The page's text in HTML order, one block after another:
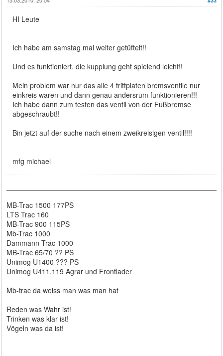
HI Leute
Ich habe am samstag mal weiter getüftelt!!
Und es funktioniert. die kupplung geht spielend leicht!!
Mein problem war nur das alle 4 trittplaten bremsventile nur
einkreis waren und dann genau andersrum funktionieren!!!
Ich habe dann zum testen das ventil von der Fußbremse
abgeschraubt!!
Bin jetzt auf der suche nach einem zweikreisigen ventil!!!!
mfg michael
MB-Trac 1500 177PS
LTS Trac 160
MB-Trac 900 115PS
Mb-Trac 1000
Dammann Trac 1000
MB-Trac 65/70 ?? PS
Unimog U1400 ??? PS
Unimog U411.119 Agrar und Frontlader
Mb-trac da weiss man was man hat
Reden was Wahr ist!
Trinken was klar ist!
Vögeln was da ist!